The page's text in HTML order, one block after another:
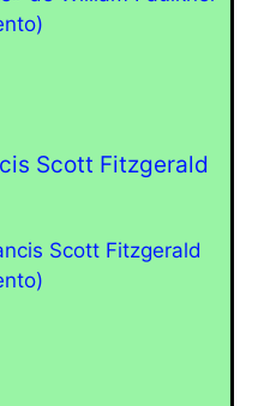
Scott Fitzgerald